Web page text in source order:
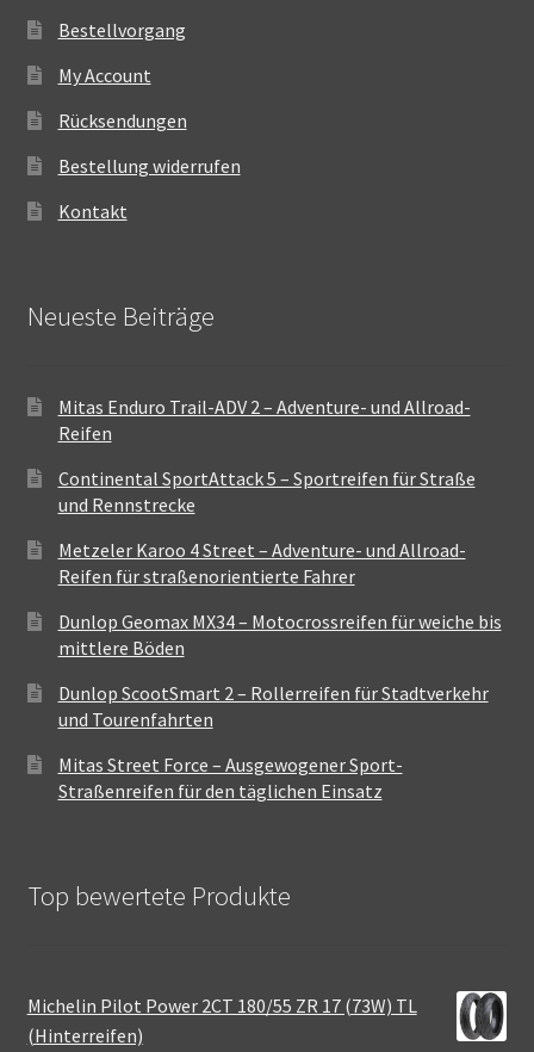
Bestellvorgang
My Account
Rücksendungen
Bestellung widerrufen
Kontakt
Neueste Beiträge
Mitas Enduro Trail-ADV 2 – Adventure- und Allroad-
Reifen
Continental SportAttack 5 – Sportreifen für Straße
und Rennstrecke
Metzeler Karoo 4 Street – Adventure- und Allroad-
Reifen für straßenorientierte Fahrer
Dunlop Geomax MX34 – Motocrossreifen für weiche bis
mittlere Böden
Dunlop ScootSmart 2 – Rollerreifen für Stadtverkehr
und Tourenfahrten
Mitas Street Force – Ausgewogener Sport-
Straßenreifen für den täglichen Einsatz
Top bewertete Produkte
Michelin Pilot Power 2CT 180/55 ZR 17 (73W) TL
(Hinterreifen)